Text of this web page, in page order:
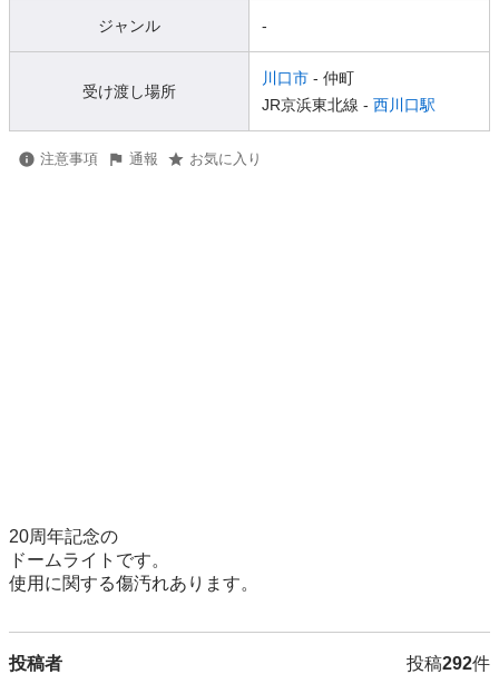
ジャンル -
受け渡し場所
川口市 - 仲町
JR京浜東北線 - 西川口駅
注意事項 通報 お気に入り
20周年記念の
ドームライトです。
使用に関する傷汚れあります。
投稿者 投稿292件